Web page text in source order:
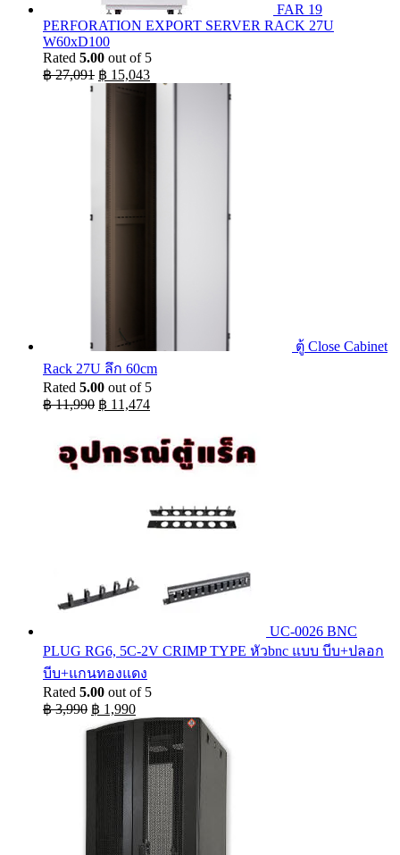
FAR 19
PERFORATION EXPORT SERVER RACK 27U
W60xD100
Rated 5.00 out of 5
฿27,091 Original
price
฿ 15,043Current
price
ตู้ Close Cabinet
Rack 27U ลึก 60cm
Rated 5.00 out of 5
฿11,990 Original
฿ 11,990.
฿ 11,474Current
฿ 11,474.
UC-0026 BNC
PLUG RG6, 5C-2V CRIMP TYPE หัวbnc แบบ บีบ+ปลอก
บีบ+แกนทองแดง
Rated 5.00 out of 5
฿3,990 Original
price
was:
฿ 3,990.
฿ 1,990Current
price
is:
฿ 1,990.